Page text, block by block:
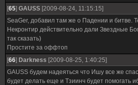
[65] GAUSS [2009-08-24, 11:15:15]
SeaGer, добавил там же о Падении и битве.
Некронтир действительно дали Звездные
так сказать)
Простите за оффтоп
[66] Darkness [2009-08-25, 1:40:25]
GAUSS будем надеяться что Ишу все же
будет делать еще и Тзиинч будет помогать